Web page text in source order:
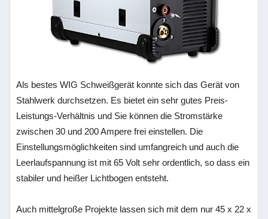
Als bestes WIG Schweißgerät konnte sich das Gerät von
Stahlwerk durchsetzen. Es bietet ein sehr gutes Preis-
Leistungs-Verhältnis und Sie können die Stromstärke
zwischen 30 und 200 Ampere frei einstellen. Die
Einstellungsmöglichkeiten sind umfangreich und auch die
Leerlaufspannung ist mit 65 Volt sehr ordentlich, so dass ein
stabiler und heißer Lichtbogen entsteht.
Auch mittelgroße Projekte lassen sich mit dem nur 45 x 22 x